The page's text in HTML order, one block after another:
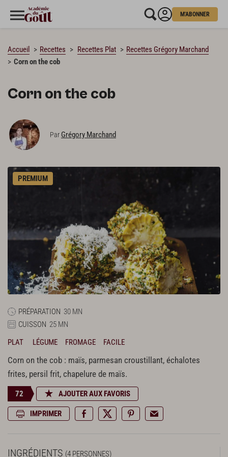
M'ABONNER
Accueil Recettes Recettes Plat
Recettes Grégory Marchand
Corn on the cob
Corn on the cob
Par Grégory Marchand
PREMIUM
PRÉPARATION 30 MN
CUISSON 25 MN
PLAT
LÉGUME FROMAGE FACILE
Corn on the cob : maïs, parmesan croustillant, échalotes
frites, persil frit, chapelure de maïs.
72 AJOUTER AUX FAVORIS
IMPRIMER
INGRÉDIENTS (4 PERSONNES)
CHARGEMENT…